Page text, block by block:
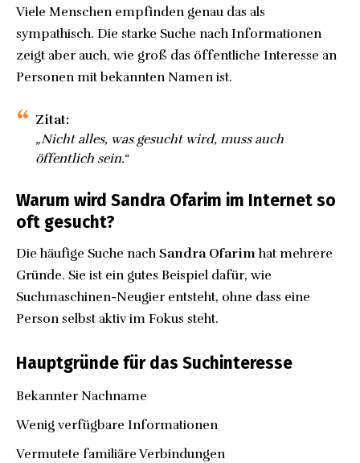
Viele Menschen empfinden genau das als
sympathisch. Die starke Suche nach Informationen
zeigt aber auch, wie groß das öffentliche Interesse an
Personen mit bekannten Namen ist.
Zitat:
„Nicht alles, was gesucht wird, muss auch
öffentlich sein.“
Warum wird Sandra Ofarim im Internet so
oft gesucht?
Die häufige Suche nach Sandra Ofarimhat mehrere
Gründe. Sie ist ein gutes Beispiel dafür, wie
Suchmaschinen-Neugier entsteht, ohne dass eine
Person selbst aktiv im Fokus steht.
Hauptgründe für das Suchinteresse
Bekannter Nachname
Wenig verfügbare Informationen
Vermutete familiäre Verbindungen